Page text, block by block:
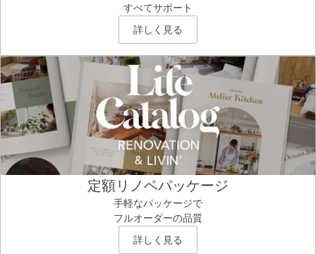
すべてサポート
詳しく見る
定額リノベパッケージ
手軽なパッケージで
フルオーダーの品質
詳しく見る